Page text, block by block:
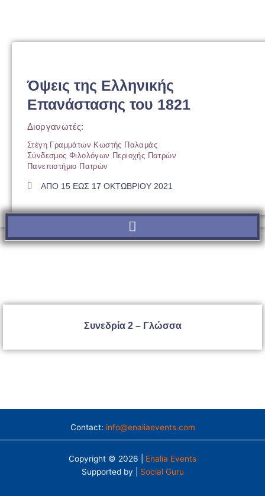
Όψεις της Ελληνικής
Επανάστασης του 1821
Διοργανωτές:
Στέγη Γραμμάτων Κωστής Παλαμάς
Σύνδεσμος Φιλολόγων Περιοχής Πατρών
Πανεπιστήμιο Πατρών
ΑΠΟ 15 ΕΩΣ 17 ΟΚΤΩΒΡΙΟΥ 2021
Συνεδρία 2 – Γλώσσα
Contact: info@enaliaevents.com
Copyright © 2026 | Enalia Events
Supported by | Social Guru